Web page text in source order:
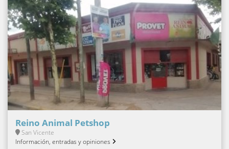
Reino Animal Petshop
San Vicente
Información, entradas y opiniones